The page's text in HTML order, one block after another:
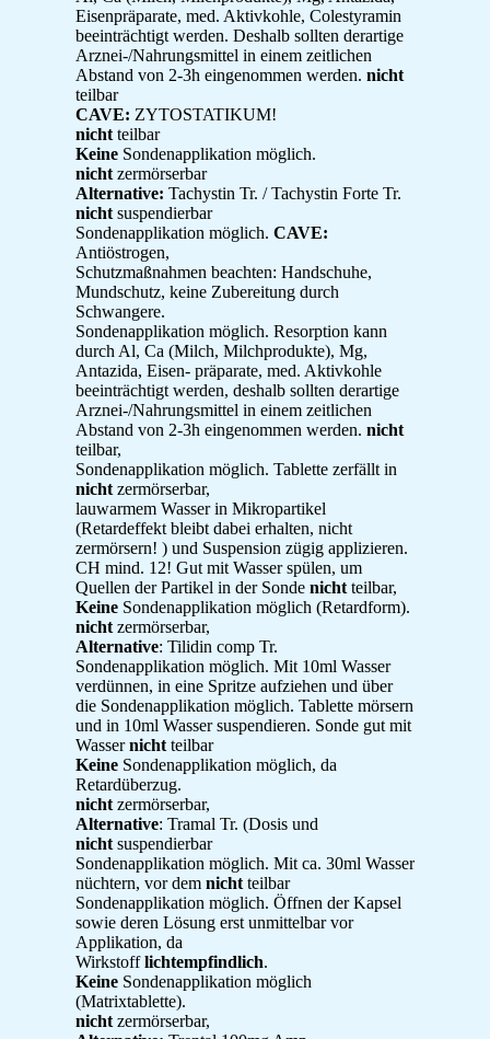
Eisenpräparate, med. Aktivkohle, Colestyramin
beeinträchtigt werden. Deshalb sollten derartige
Arznei-/Nahrungsmittel in einem zeitlichen
Abstand von 2-3h eingenommen werden. nicht
teilbar
CAVE: ZYTOSTATIKUM!
nicht teilbar
Keine Sondenapplikation möglich.
nicht zermörserbar
Alternative: Tachystin Tr. / Tachystin Forte Tr.
nicht suspendierbar
Sondenapplikation möglich. CAVE:
Antiöstrogen,
Schutzmaßnahmen beachten: Handschuhe,
Mundschutz, keine Zubereitung durch
Schwangere.
Sondenapplikation möglich. Resorption kann
durch Al, Ca (Milch, Milchprodukte), Mg,
Antazida, Eisen- präparate, med. Aktivkohle
beeinträchtigt werden, deshalb sollten derartige
Arznei-/Nahrungsmittel in einem zeitlichen
Abstand von 2-3h eingenommen werden. nicht
teilbar,
Sondenapplikation möglich. Tablette zerfällt in
nicht zermörserbar,
lauwarmem Wasser in Mikropartikel
(Retardeffekt bleibt dabei erhalten, nicht
zermörsern! ) und Suspension zügig applizieren.
CH mind. 12! Gut mit Wasser spülen, um
Quellen der Partikel in der Sonde nicht teilbar,
Keine Sondenapplikation möglich (Retardform).
nicht zermörserbar,
Alternative: Tilidin comp Tr.
Sondenapplikation möglich. Mit 10ml Wasser
verdünnen, in eine Spritze aufziehen und über
die Sondenapplikation möglich. Tablette mörsern
und in 10ml Wasser suspendieren. Sonde gut mit
Wassernicht teilbar
Keine Sondenapplikation möglich, da
Retardüberzug.
nicht zermörserbar,
Alternative: Tramal Tr. (Dosis und
nicht suspendierbar
Sondenapplikation möglich. Mit ca. 30ml Wasser
nüchtern, vor dem nicht teilbar
Sondenapplikation möglich. Öffnen der Kapsel
sowie deren Lösung erst unmittelbar vor
Applikation, da
Wirkstofflichtempfindlich.
Keine Sondenapplikation möglich
(Matrixtablette).
nicht zermörserbar,